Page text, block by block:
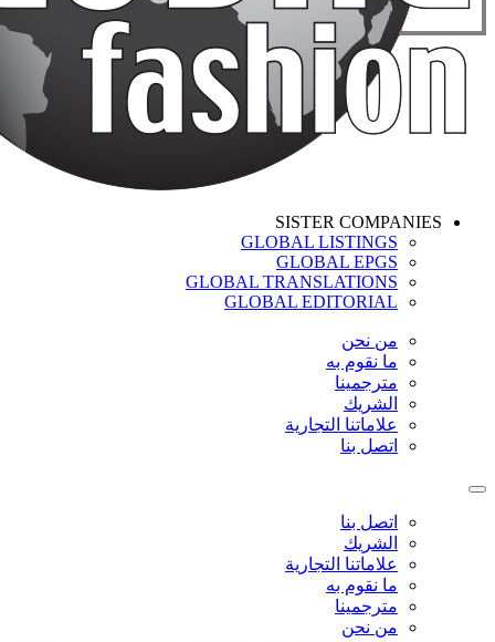
SISTER COMPANIES
GLOBAL LISTINGS
GLOBAL EPGS
GLOBAL TRANSLATIONS
GLOBAL EDITORIAL
من نحن
ما نقوم به
مترجمينا
الشريك
علاماتنا التجارية
اتصل بنا
اتصل بنا
الشريك
علاماتنا التجارية
ما نقوم به
مترجمينا
من نحن